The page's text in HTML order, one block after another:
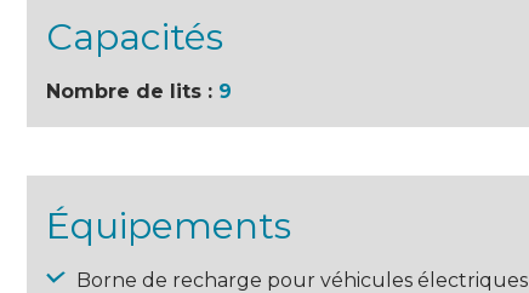
Capacités
Nombre de lits : 9
Équipements
Borne de recharge pour véhicules électriques